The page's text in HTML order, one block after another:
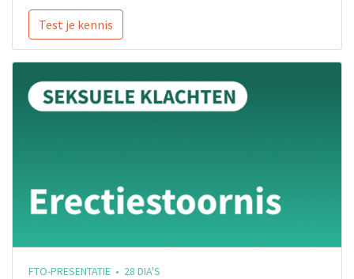
Test je kennis
FTO-PRESENTATIE • 28 DIA'S